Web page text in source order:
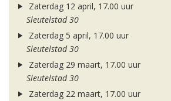
Zaterdag 12 april, 17.00 uur
Sleutelstad 30
Zaterdag 5 april, 17.00 uur
Sleutelstad 30
Zaterdag 29 maart, 17.00 uur
Sleutelstad 30
Zaterdag 22 maart, 17.00 uur